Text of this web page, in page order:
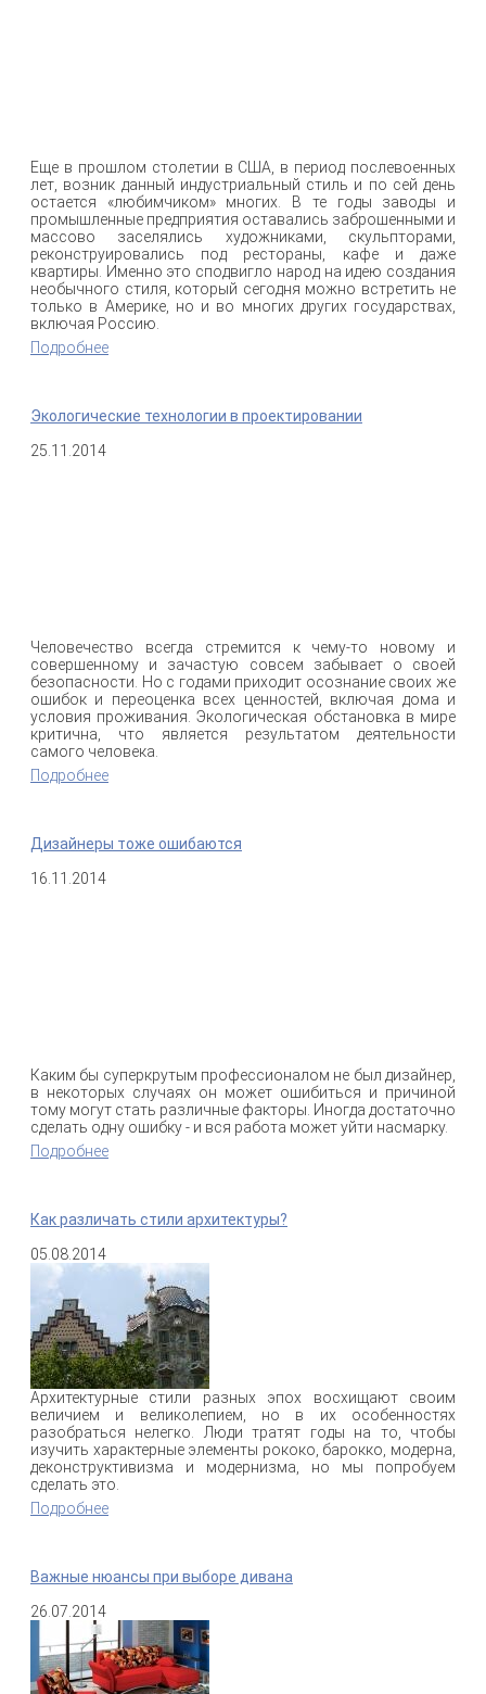
Еще в прошлом столетии в США, в период послевоенных
лет, возник данный индустриальный стиль и по сей день
остается «любимчиком» многих. В те годы заводы и
промышленные предприятия оставались заброшенными и
массово заселялись художниками, скульпторами,
реконструировались под рестораны, кафе и даже
квартиры. Именно это сподвигло народ на идею создания
необычного стиля, который сегодня можно встретить не
только в Америке, но и во многих других государствах,
включая Россию.
Подробнее
Экологические технологии в проектировании
25.11.2014
Человечество всегда стремится к чему-то новому и
совершенному и зачастую совсем забывает о своей
безопасности. Но с годами приходит осознание своих же
ошибок и переоценка всех ценностей, включая дома и
условия проживания. Экологическая обстановка в мире
критична, что является результатом деятельности
самого человека.
Подробнее
Дизайнеры тоже ошибаются
16.11.2014
Каким бы суперкрутым профессионалом не был дизайнер,
в некоторых случаях он может ошибиться и причиной
тому могут стать различные факторы. Иногда достаточно
сделать одну ошибку - и вся работа может уйти насмарку.
Подробнее
Как различать стили архитектуры?
05.08.2014
Архитектурные стили разных эпох восхищают своим
величием и великолепием, но в их особенностях
разобраться нелегко. Люди тратят годы на то, чтобы
изучить характерные элементы рококо, барокко, модерна,
деконструктивизма и модернизма, но мы попробуем
сделать это.
Подробнее
Важные нюансы при выборе дивана
26.07.2014